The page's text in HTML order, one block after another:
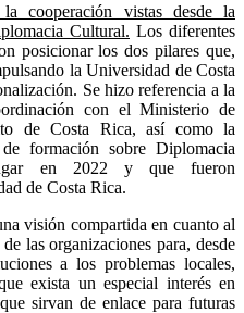
cooperación vistas desde la
Cultural. Los diferentes
posicionar los dos pilares que,
la Universidad de Costa
Se hizo referencia a la
con el Ministerio de
de Costa Rica, así como la
formación sobre Diplomacia
en 2022 y que fueron
de Costa Rica.
visión compartida en cuanto al
las organizaciones para, desde
a los problemas locales,
exista un especial interés en
sirvan de enlace para futuras